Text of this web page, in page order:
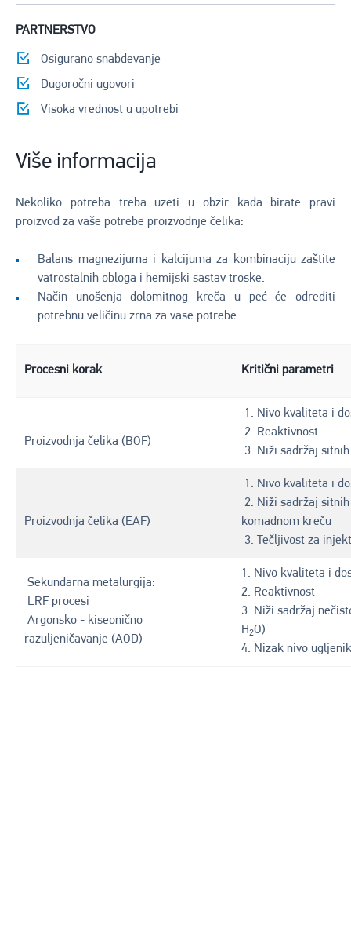
PARTNERSTVO
Osigurano snabdevanje
Dugoročni ugovori
Visoka vrednost u upotrebi
Više informacija
Nekoliko potreba treba uzeti u obzir kada birate pravi
proizvod za vaše potrebe proizvodnje čelika:
Balans magnezijuma i kalcijuma za kombinaciju zaštite
vatrostalnih obloga i hemijski sastav troske.
Način unošenja dolomitnog kreča u peć će odrediti
potrebnu veličinu zrna za vase potrebe.
Procesni korak Kritični parametri
Proizvodnja čelika (BOF)
1. Nivo kvaliteta i
2. Reaktivnost
3. Niži sadržaj
Proizvodnja čelika (EAF)
1. Nivo kvaliteta i
2. Niži sadržaj
komadnom kreču
3. Tečljivost za
Sekundarna metalurgija:
LRF procesi
Argonsko - kiseonično
razuljeničavanje (AOD)
1. Nivo kvaliteta i
2. Reaktivnost
3. Niži sadržaj
H2O)
4. Nizak nivo